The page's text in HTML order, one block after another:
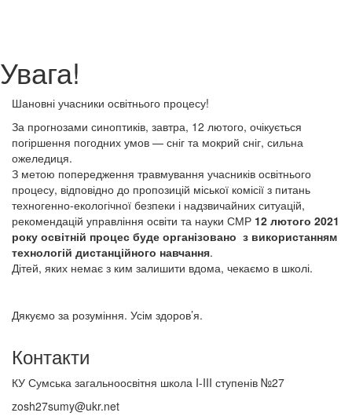
Увага!
Шановні учасники освітнього процесу!
За прогнозами синоптиків, завтра, 12 лютого, очікується
погіршення погодних умов — сніг та мокрий сніг, сильна
ожеледиця.
З метою попередження травмування учасників освітнього
процесу, відповідно до пропозицій міської комісії з питань
техногенно-екологічної безпеки і надзвичайних ситуацій,
рекомендацій управління освіти та науки СМР 12 лютого 2021
року освітній процес буде організовано з використанням
технологій дистанційного навчання.
Дітей, яких немає з ким залишити вдома, чекаємо в школі.
Дякуємо за розуміння. Усім здоров’я.
Контакти
КУ Сумська загальноосвітня школа I-III ступенів №27
zosh27sumy@ukr.net